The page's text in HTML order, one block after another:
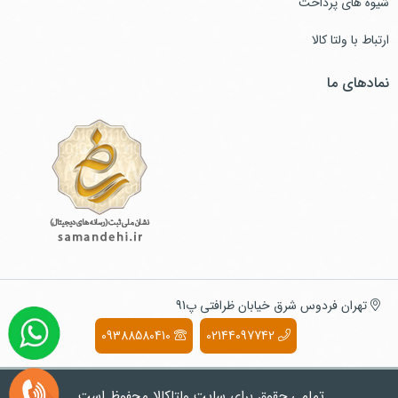
ارتباط با ولتا کالا
نمادهای ما
تهران فردوس شرق خیابان ظرافتی پ91
02144097742
09388580410